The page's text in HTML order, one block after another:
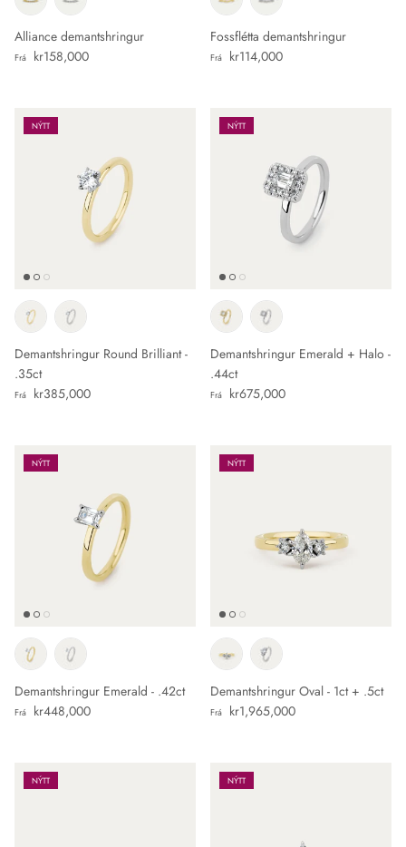
Alliance demantshringur
Verð
Frá kr158,000
Fossflétta demantshringur
Verð
Frá kr114,000
NÝTT
Demantshringur Round Brilliant -
.35ct
Verð
Frá kr385,000
NÝTT
Demantshringur Emerald + Halo -
.44ct
Verð
Frá kr675,000
NÝTT
Demantshringur Emerald - .42ct
Verð
Frá kr448,000
NÝTT
Demantshringur Oval - 1ct + .5ct
Verð
Frá kr1,965,000
NÝTT NÝTT